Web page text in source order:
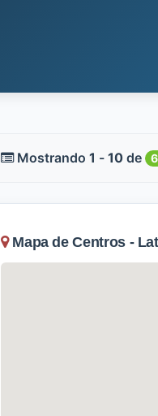
Mostrando 1 - 10 de
Mapa de Centros -